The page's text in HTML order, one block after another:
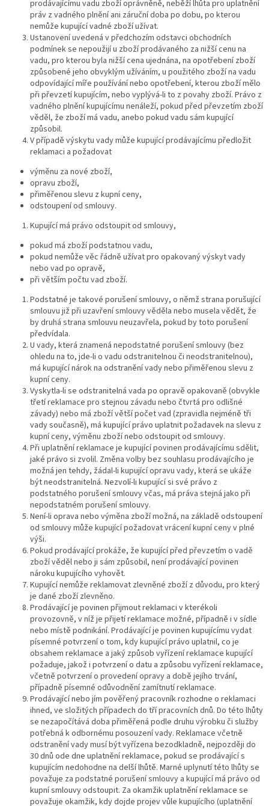
prodávajícímu vadu zboží oprávněně, neběží lhůta pro uplatnění
práv z vadného plnění ani záruční doba po dobu, po kterou
nemůže kupující vadné zboží užívat.
Ustanovení uvedená v předchozím odstavci obchodních
podmínek se nepoužijí u zboží prodávaného za nižší cenu na
vadu, pro kterou byla nižší cena ujednána, na opotřebení zboží
způsobené jeho obvyklým užíváním, u použitého zboží na vadu
odpovídající míře používání nebo opotřebení, kterou zboží mělo
při převzetí kupujícím, nebo vyplývá-li to z povahy zboží. Právo z
vadného plnění kupujícímu nenáleží, pokud před převzetím zboží
věděl, že zboží má vadu, anebo pokud vadu sám kupující
způsobil.
V případě výskytu vady může kupující prodávajícímu předložit
reklamaci a požadovat
výměnu za nové zboží,
opravu zboží,
přiměřenou slevu z kupní ceny,
odstoupení od smlouvy.
Kupující má právo odstoupit od smlouvy,
pokud má zboží podstatnou vadu,
pokud nemůže věc řádně užívat pro opakovaný výskyt vady
nebo vad po opravě,
při větším počtu vad zboží.
Podstatné je takové porušení smlouvy, o němž strana porušující
smlouvu již při uzavření smlouvy věděla nebo musela vědět, že
by druhá strana smlouvu neuzavřela, pokud by toto porušení
předvídala.
U vady, která znamená nepodstatné porušení smlouvy (bez
ohledu na to, jde-li o vadu odstranitelnou či neodstranitelnou),
má kupující nárok na odstranění vady nebo přiměřenou slevu z
kupní ceny.
Vyskytla-li se odstranitelná vada po opravě opakovaně (obvykle
třetí reklamace pro stejnou závadu nebo čtvrtá pro odlišné
závady) nebo má zboží větší počet vad (zpravidla nejméně tři
vady současně), má kupující právo uplatnit požadavek na slevu z
kupní ceny, výměnu zboží nebo odstoupit od smlouvy.
Při uplatnění reklamace je kupující povinen prodávajícímu sdělit,
jaké právo si zvolil. Změna volby bez souhlasu prodávajícího je
možná jen tehdy, žádal-li kupující opravu vady, která se ukáže
být neodstranitelná. Nezvolí-li kupující si své právo z
podstatného porušení smlouvy včas, má práva stejná jako při
nepodstatném porušení smlouvy.
Není-li oprava nebo výměna zboží možná, na základě odstoupení
od smlouvy může kupující požadovat vrácení kupní ceny v plné
výši.
Pokud prodávající prokáže, že kupující před převzetím o vadě
zboží věděl nebo ji sám způsobil, není prodávající povinen
nároku kupujícího vyhovět.
Kupující nemůže reklamovat zlevněné zboží z důvodu, pro který
je dané zboží zlevněno.
Prodávající je povinen přijmout reklamaci v kterékoli
provozovně, v níž je přijetí reklamace možné, případně i v sídle
nebo místě podnikání. Prodávající je povinen kupujícímu vydat
písemné potvrzení o tom, kdy kupující právo uplatnil, co je
obsahem reklamace a jaký způsob vyřízení reklamace kupující
požaduje, jakož i potvrzení o datu a způsobu vyřízení reklamace,
včetně potvrzení o provedení opravy a době jejího trvání,
případně písemné odůvodnění zamítnutí reklamace.
Prodávající nebo jím pověřený pracovník rozhodne o reklamaci
ihned, ve složitých případech do tří pracovních dnů. Do této lhůty
se nezapočítává doba přiměřená podle druhu výrobku či služby
potřebná k odbornému posouzení vady. Reklamace včetně
odstranění vady musí být vyřízena bezodkladně, nejpozději do
30 dnů ode dne uplatnění reklamace, pokud se prodávající s
kupujícím nedohodne na delší lhůtě. Marné uplynutí této lhůty se
považuje za podstatné porušení smlouvy a kupující má právo od
kupní smlouvy odstoupit. Za okamžik uplatnění reklamace se
považuje okamžik, kdy dojde projev vůle kupujícího (uplatnění